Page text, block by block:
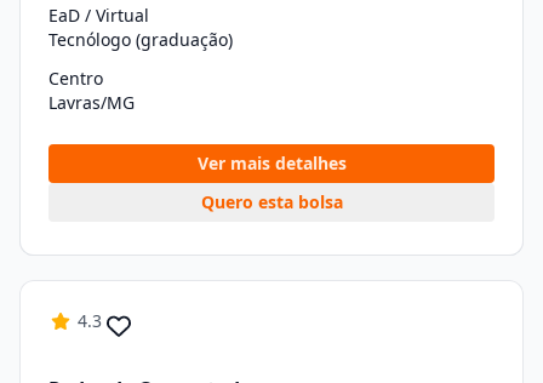
EaD / Virtual
Tecnólogo (graduação)
Centro
Lavras/MG
Ver mais detalhes
Quero esta bolsa
4.3